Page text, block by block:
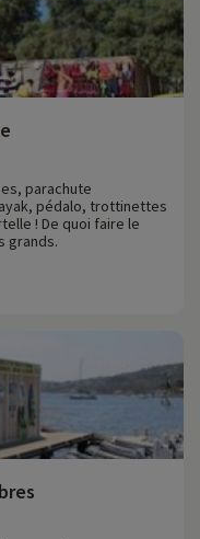
parachute
pédalo, trottinettes
! De quoi faire le
grands.